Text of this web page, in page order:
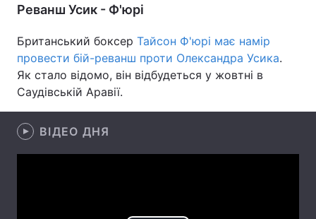
Тема оформлення
Реванш Усик - Ф'юрі
Британський боксер Тайсон Ф'юрі має намір
провести бій-реванш проти Олександра Усика.
Як стало відомо, він відбудеться у жовтні в
Саудівській Аравії.
ВІДЕО ДНЯ